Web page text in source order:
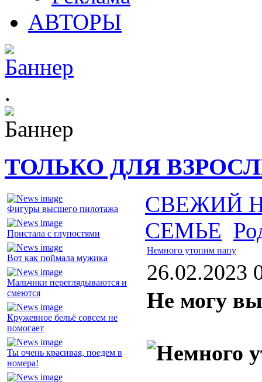
АВТОРЫ
.
ТОЛЬКО ДЛЯ
Фигуры высшего пилотажа
Пристала с глупостями
Вот как поймала мужика
Мальчики переглядываются и
смеются
Кружевное бельё совсем не
помогает
Ты очень красивая, поедем в
номера!
СВЕЖИЙ
СЕМЬЕ
Немного утопим папу
26.02.2023
Не могу